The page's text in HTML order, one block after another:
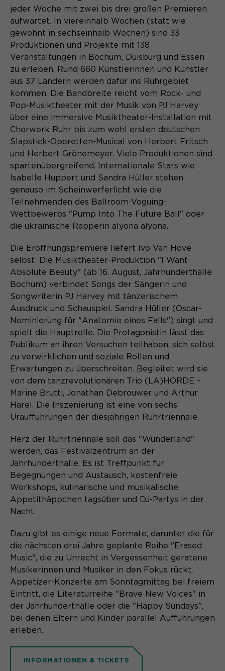
Content Management System dieser
Webseite. Diese Basis-Cookies sind
unerlässlich, damit Ihr Besuch auf der
Website angenehm und flüssig wird:
Sie ermöglichen es der Website, Sie
zu erkennen und somit Ihre Sitzung
offen zu halten. Es speichert bei
einem Benutzer-Login für einen
geschlossenen Bereich die Benutzer-
ID als verschlüsselten Wert (sog.
"hash-Wert") zum entsprechenden
Anbieter Session-Cookies
Laufzeit
Der Session Cookie wird beim
Schließen des Browsers wieder
Zweck
PHPs Standard Sitzungs- Identifikation
(Formulare).
Name be_typo_user
Anbieter TYPO3
Laufzeit Ende der Sitzung
Dieser Cookie teilt der Webseite mit,
ob ein Besucher im Typo3-Backend
angemeldet ist und die Rechte besitzt
diese zu verwalten.
Name cookie_optin
Anbieter Sgalinski
Laufzeit
Zweck
Speichert den Zustimmungsstatus des
aktuellen Domäne.
Name _pk_id*
Anbieter Matomo
13 Monate
Zweck
Dient zur anonymen
Wiedererkennung eines Besuchers.
Name _pk_ses*
Anbieter Matomo
Laufzeit 30 Minuten
Zweck
Speichert vorübergehend Daten der
Name _pk_ref.*
Matomo
Laufzeit 6 Monate
Zweck Speichert die Herkunft des Besuchers.
Name MATOMO_SESSID
Anbieter Matomo
Laufzeit Sitzung
Zweck
Temporäre Session-ID, ohne
Cookie-Informationen
Aktivierung Mehrsprachigkeit
Diese Cookies ermöglichen die automatische
Übersetzung der Website-Inhalte durch GTranslate.
Name googtrans
Anbieter GTranslate Inc.
Laufzeit 1 Jahr
Zweck
Speichert die vom Nutzer gewählte
Sprache für die automatische
Cookie-Informationen
jeder Woche mit zwei bis drei großen Premieren
aufwartet. In viereinhalb Wochen (statt wie
gewohnt in sechseinhalb Wochen) sind 33
Produktionen und Projekte mit 138
Veranstaltungen in Bochum, Duisburg und Essen
zu erleben. Rund 660 Künstlerinnen und Künstler
aus 37 Ländern werden dafür ins Ruhrgebiet
kommen. Die Bandbreite reicht vom Rock- und
Pop-Musiktheater mit der Musik von PJ Harvey
über eine immersive Musiktheater-Installation mit
Chorwerk Ruhr bis zum wohl ersten deutschen
Slapstick-Operetten-Musical von Herbert Fritsch
und Herbert Grönemeyer. Viele Produktionen sind
spartenübergreifend. Internationale Stars wie
Isabelle Huppert und Sandra Hüller stehen
genauso im Scheinwerferlicht wie die
Teilnehmenden des Ballroom-Voguing-
Wettbewerbs "Pump Into The Future Ball" oder
die ukrainische Rapperin alyona alyona.
Die Eröffnungspremiere liefert Ivo Van Hove
selbst: Die Musiktheater-Produktion "I Want
Absolute Beauty" (ab 16. August, Jahrhunderthalle
Bochum) verbindet Songs der Sängerin und
Songwriterin PJ Harvey mit tänzerischem
Ausdruck und Schauspiel. Sandra Hüller (Oscar-
Nominierung für "Anatomie eines Falls") singt und
spielt die Hauptrolle. Die Protagonistin lässt das
Publikum an ihren Versuchen teilhaben, sich selbst
zu verwirklichen und soziale Rollen und
Erwartungen zu überschreiten. Begleitet wird sie
von dem tanzrevolutionären Trio (LA)HORDE –
Marine Brutti, Jonathan Debrouwer und Arthur
Harel. Die Inszenierung ist eine von sechs
Uraufführungen der diesjährigen Ruhrtriennale.
Herz der Ruhrtriennale soll das "Wunderland"
werden, das Festivalzentrum an der
Jahrhunderthalle. Es ist Treffpunkt für
Begegnungen und Austausch, kostenfreie
Workshops, kulinarische und musikalische
Appetithäppchen tagsüber und DJ-Partys in der
Nacht.
Dazu gibt es einige neue Formate, darunter die für
die nächsten drei Jahre geplante Reihe "Erased
Music", die zu Unrecht in Vergessenheit geratene
Musikerinnen und Musiker in den Fokus rückt,
Appetizer-Konzerte am Sonntagmittag bei freiem
Eintritt, die Literaturreihe "Brave New Voices" in
der Jahrhunderthalle oder die "Happy Sundays",
bei denen Eltern und Kinder parallel Aufführungen
erleben.
INFORMATIONEN & TICKETS